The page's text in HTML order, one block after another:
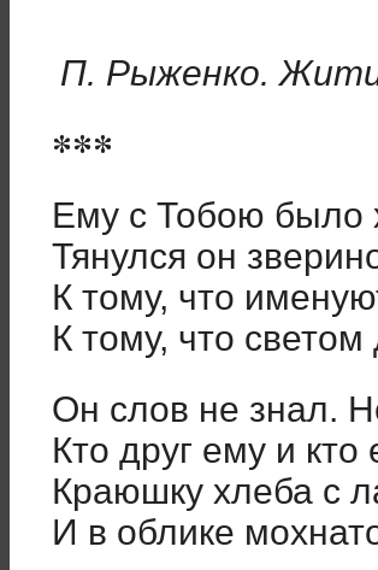
П. Рыженко.
***
Ему с Тобою было
Тянулся он
К тому, что
К тому, что
Он слов не знал.
Кто друг ему и кто
Краюшку хлеба с
И в облике